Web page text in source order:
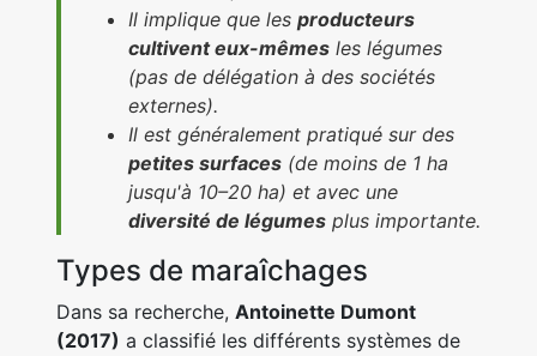
Il implique que les producteurs
cultivent eux-mêmes les légumes
(pas de délégation à des sociétés
externes).
Il est généralement pratiqué sur des
petites surfaces (de moins de 1 ha
jusqu'à 10–20 ha) et avec une
diversité de légumes plus importante.
Types de maraîchages
Dans sa recherche, Antoinette Dumont
(2017) a classifié les différents systèmes de